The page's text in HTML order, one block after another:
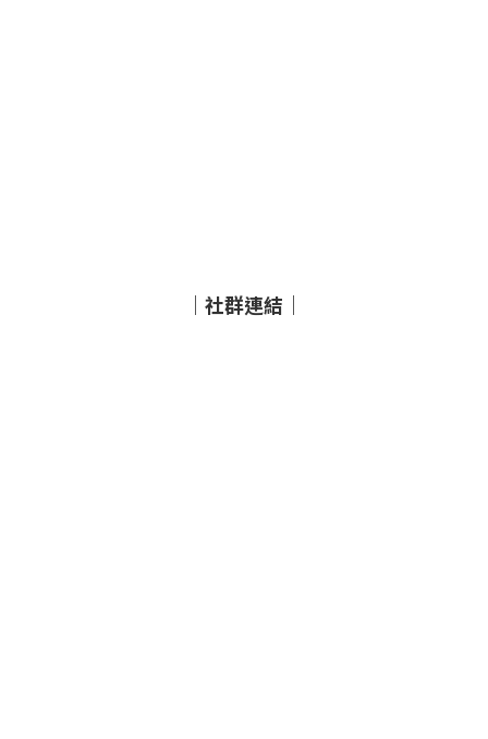
｜社群連結｜